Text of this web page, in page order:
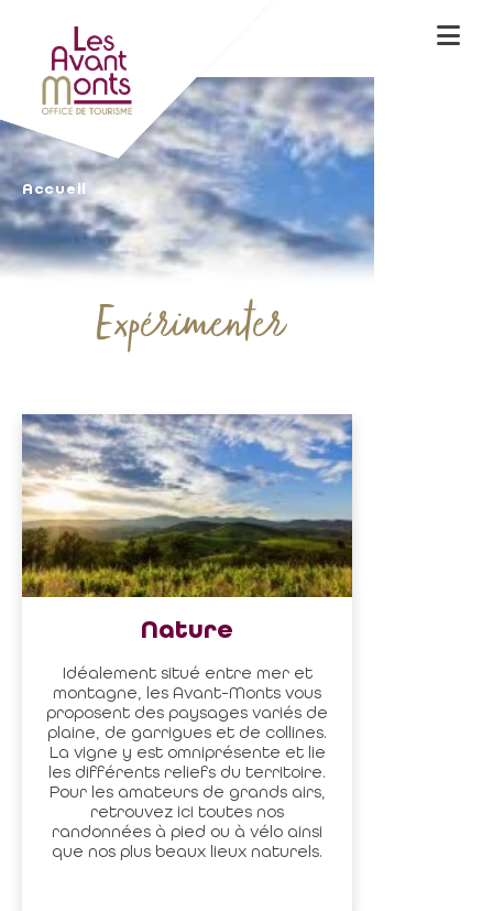
Accueil
Expérimenter
Nature
Idéalement situé entre mer et
montagne, les Avant-Monts vous
proposent des paysages variés de
plaine, de garrigues et de collines.
La vigne y est omniprésente et lie
les différents reliefs du territoire.
Pour les amateurs de grands airs,
retrouvez ici toutes nos
randonnées à pied ou à vélo ainsi
que nos plus beaux lieux naturels.